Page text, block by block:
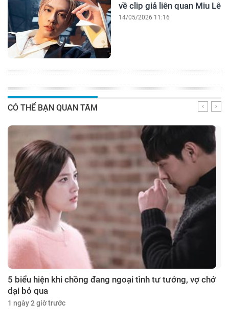
về clip giả liên quan Miu Lê
14/05/2026 11:16
CÓ THỂ BẠN QUAN TÂM
5 biểu hiện khi chồng đang ngoại tình tư tưởng, vợ chớ
dại bỏ qua
1 ngày 2 giờ trước